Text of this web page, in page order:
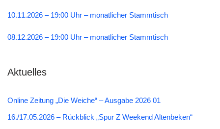
10.11.2026 – 19:00 Uhr – monatlicher Stammtisch
08.12.2026 – 19:00 Uhr – monatlicher Stammtisch
Aktuelles
Online Zeitung „Die Weiche“ – Ausgabe 2026 01
16./17.05.2026 – Rückblick „Spur Z Weekend Altenbeken“